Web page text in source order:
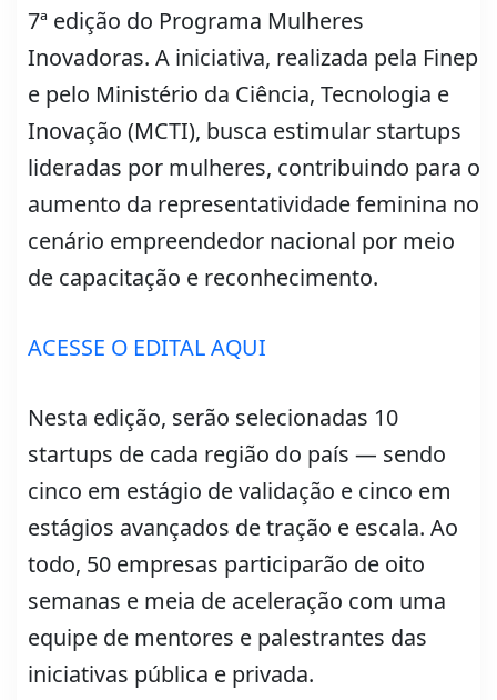
7ª edição do Programa Mulheres
Inovadoras. A iniciativa, realizada pela Finep
e pelo Ministério da Ciência, Tecnologia e
Inovação (MCTI), busca estimular startups
lideradas por mulheres, contribuindo para o
aumento da representatividade feminina no
cenário empreendedor nacional por meio
de capacitação e reconhecimento.
ACESSE O EDITAL AQUI
Nesta edição, serão selecionadas 10
startups de cada região do país — sendo
cinco em estágio de validação e cinco em
estágios avançados de tração e escala. Ao
todo, 50 empresas participarão de oito
semanas e meia de aceleração com uma
equipe de mentores e palestrantes das
iniciativas pública e privada.